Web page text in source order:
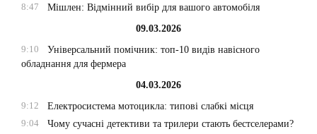
8:47
Мішлен: Відмінний вибір для вашого автомобіля
09.03.2026
9:10
Універсальний помічник: топ-10 видів навісного
обладнання для фермера
04.03.2026
9:12
Електросистема мотоцикла: типові слабкі місця
9:04
Чому сучасні детективи та трилери стають бестселерами?